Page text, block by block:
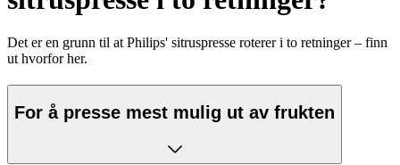
Det er en grunn til at Philips' sitruspresse roterer i to retninger – finn
ut hvorfor her.
For å presse mest mulig ut av frukten